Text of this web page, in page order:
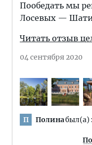
Пообедать мы
Лосевых —
Читать отзыв
04 сентября 2020
П Полинабыл(а)